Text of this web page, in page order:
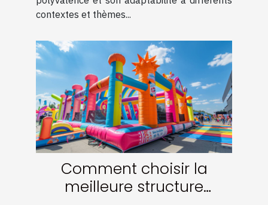
contextes et thèmes...
Comment choisir la
meilleure structure